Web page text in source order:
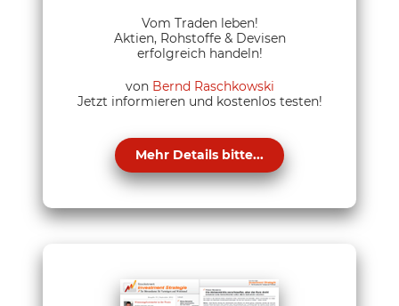
Vom Traden leben!
Aktien, Rohstoffe & Devisen
erfolgreich handeln!
von Bernd Raschkowski
Jetzt informieren und kostenlos testen!
Mehr Details bitte...